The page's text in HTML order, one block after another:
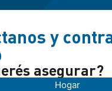
y
asegurar?
Hogar